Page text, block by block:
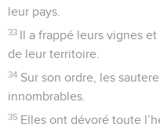
leur pays.
33 Il a frappé leurs vignes
de leur territoire.
34 Sur son ordre, les
innombrables.
35 Elles ont dévoré toute